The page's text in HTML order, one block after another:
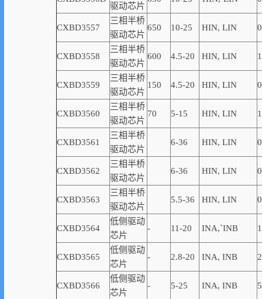
驱动芯片
CXBD3557
三相半桥
驱动芯片
650 10-25 HIN, LIN
CXBD3558
三相半桥
驱动芯片
600 4.5-20 HIN, LIN
CXBD3559
三相半桥
驱动芯片
150 4.5-20 HIN, LIN 0
CXBD3560
三相半桥
驱动芯片
70 5-15 HIN, LIN
CXBD3561
三相半桥
驱动芯片
6-36 HIN, LIN
CXBD3562
三相半桥
驱动芯片
6-36 HIN, LIN
CXBD3563
三相半桥
驱动芯片
5.5-36 HIN, LIN
CXBD3564
低侧驱动
芯片
- 11-20 INA,`INB
CXBD3565
低侧驱动
芯片
- 2.8-20 INA, INB
CXBD3566
低侧驱动
芯片
- 5-25 INA, INB